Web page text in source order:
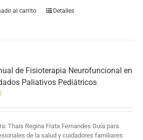
al carrito Detalles
de Fisioterapia Neurofuncional en
Paliativos Pediátricos
Thais Regina Frata Fernandes Guía para
de la salud y cuidadores familiares